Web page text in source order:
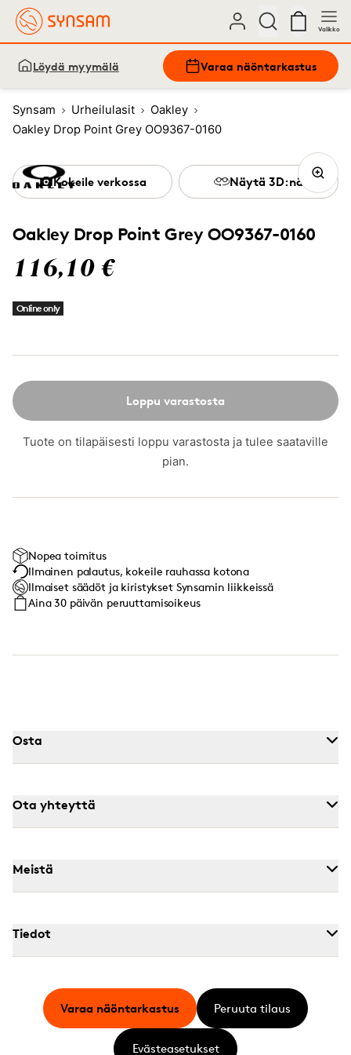
Valikko
Löydä myymälä Varaa näöntarkastus
Synsam Urheilulasit
Oakley
Oakley Drop Point Grey OO9367-0160
Oakley Drop Point Grey OO9367-0160
116,10 €
Online only
Loppu varastosta
Tuote on tilapäisesti loppu varastosta ja tulee saataville
pian.
Kokeile verkossa Näytä 3D:nä
Nopea toimitus
Ilmainen palautus, kokeile rauhassa kotona
Ilmaiset säädöt ja kiristykset Synsamin liikkeissä
Aina 30 päivän peruuttamisoikeus
Osta
Ota yhteyttä
Meistä
Tiedot
Varaa näöntarkastus Peruuta tilaus
Evästeasetukset